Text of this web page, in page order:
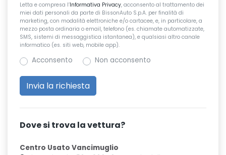
Letta e compresa l’Informativa Privacy, acconsento al trattamento dei
miei dati personali da parte di BissonAuto S.p.A. per finalità di
marketing, con modalità elettroniche e/o cartacee, e, in particolare, a
mezzo posta ordinaria o email, telefono (es. chiamate automatizzate,
SMS, sistemi di messaggistica istantanea), e qualsiasi altro canale
informatico (es. siti web, mobile app).
Acconsento Non acconsento
Dove si trova la vettura?
Centro Usato Vancimuglio